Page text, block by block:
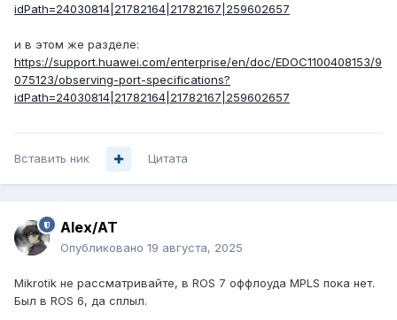
idPath=24030814|21782164|21782167|259602657
и в этом же разделе:
https://support.huawei.com/enterprise/en/doc/EDOC1100408153/9
075123/observing-port-specifications?
idPath=24030814|21782164|21782167|259602657
Вставить ник Цитата
Alex/AT
Опубликовано 19 августа, 2025
Mikrotik не рассматривайте, в ROS 7 оффлоуда MPLS пока нет.
Был в ROS 6, да сплыл.